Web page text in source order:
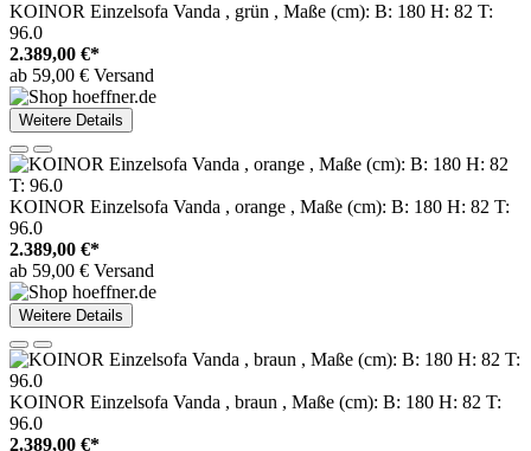
KOINOR Einzelsofa Vanda , grün , Maße (cm): B: 180 H: 82 T:
96.0
2.389,00 €*
ab 59,00 € Versand
Weitere Details
KOINOR Einzelsofa Vanda , orange , Maße (cm): B: 180 H: 82 T:
96.0
2.389,00 €*
ab 59,00 € Versand
Weitere Details
KOINOR Einzelsofa Vanda , braun , Maße (cm): B: 180 H: 82 T:
96.0
2.389,00 €*